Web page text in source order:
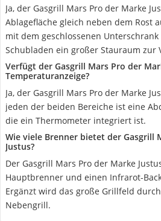
Ja, der Gasgrill Mars Pro der Marke
Ablagefläche gleich neben dem Rost
mit dem geschlossenen
Schubladen ein großer Stauraum zur
Verfügt der Gasgrill Mars Pro der
Temperaturanzeige?
Ja, der Gasgrill Mars Pro der Marke
jeden der beiden Bereiche ist eine
die ein Thermometer integriert ist.
Wie viele Brenner bietet der Gasgrill
Justus?
Der Gasgrill Mars Pro der Marke
Hauptbrenner und einen Infrarot-
Ergänzt wird das große Grillfeld
Nebengrill.